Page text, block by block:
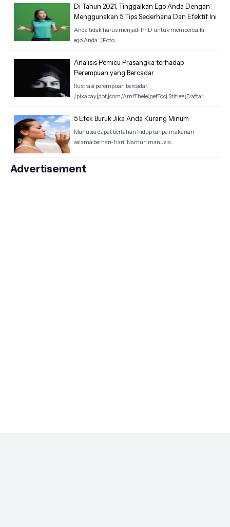
Di Tahun 2021, Tinggalkan Ego Anda Dengan
Menggunakan 5 Tips Sederhana Dan Efektif Ini
Anda tidak harus menjadi PhD untuk memperbaiki
ego Anda. (Foto:…
Analisis Pemicu Prasangka terhadap
Perempuan yang Bercadar
Ilustrasi perempuan bercadar.
/pixabay[dot]com/AmrThele{getToc} $title={Daftar…
5 Efek Buruk Jika Anda Kurang Minum
Manusia dapat bertahan hidup tanpa makanan
selama berhari-hari. Namun manusia…
Advertisement